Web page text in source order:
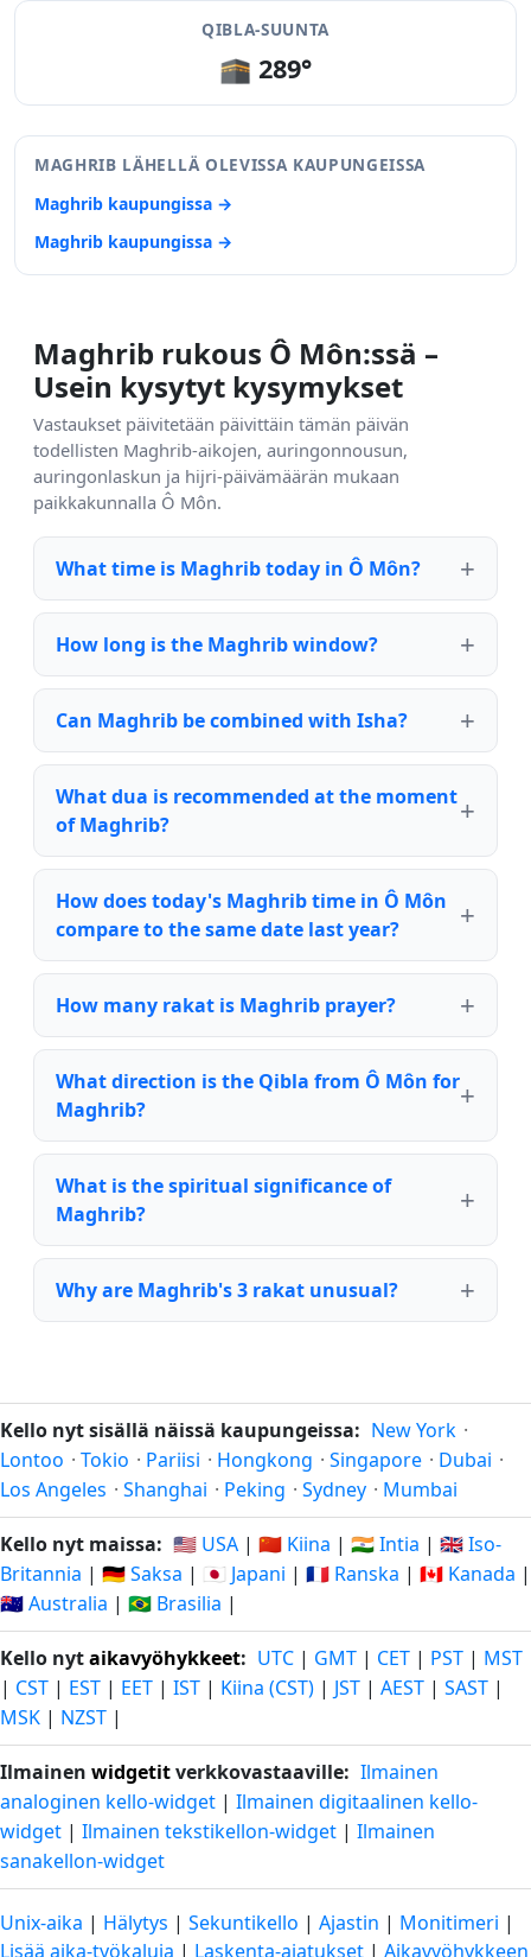
QIBLA-SUUNTA
🕋 289°
MAGHRIB LÄHELLÄ OLEVISSA KAUPUNGEISSA
Maghrib kaupungissa →
Maghrib kaupungissa →
Maghrib rukous Ô Môn:ssä –
Usein kysytyt kysymykset
Vastaukset päivitetään päivittäin tämän päivän
todellisten Maghrib-aikojen, auringonnousun,
auringonlaskun ja hijri-päivämäärän mukaan
paikkakunnalla Ô Môn.
What time is Maghrib today in Ô Môn?
How long is the Maghrib window?
Can Maghrib be combined with Isha?
What dua is recommended at the moment
of Maghrib?
How does today's Maghrib time in Ô Môn
compare to the same date last year?
How many rakat is Maghrib prayer?
What direction is the Qibla from Ô Môn for
Maghrib?
What is the spiritual significance of
Maghrib?
Why are Maghrib's 3 rakat unusual?
Kello nyt sisällä näissä kaupungeissa: New York ·
Lontoo · Tokio · Pariisi · Hongkong · Singapore · Dubai ·
Los Angeles · Shanghai · Peking · Sydney · Mumbai
Kello nyt maissa: 🇺🇸 USA | 🇨🇳 Kiina | 🇮🇳 Intia | 🇬🇧 Iso-
Britannia | 🇩🇪 Saksa | 🇯🇵 Japani | 🇫🇷 Ranska | 🇨🇦 Kanada |
🇦🇺 Australia | 🇧🇷 Brasilia |
Kello nytaikavyöhykkeet: UTC | GMT | CET | PST | MST
| CST | EST | EET | IST | Kiina (CST) | JST | AEST | SAST |
MSK | NZST |
Ilmainen widgetitverkkovastaaville: Ilmainen
analoginen kello-widget | Ilmainen digitaalinen kello-
widget | Ilmainen tekstikellon-widget | Ilmainen
sanakellon-widget
Unix-aika | Hälytys | Sekuntikello | Ajastin | Monitimeri |
Lisää aika-työkaluja | Laskenta-ajatukset | Aikavyöhykkeen